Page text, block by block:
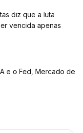
diz que a luta
vencida apenas
e o Fed, Mercado de